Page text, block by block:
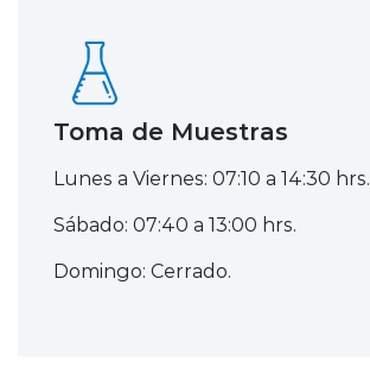
Toma de Muestras
Lunes a Viernes: 07:10 a 14:30 hrs.
Sábado: 07:40 a 13:00 hrs.
Domingo: Cerrado.